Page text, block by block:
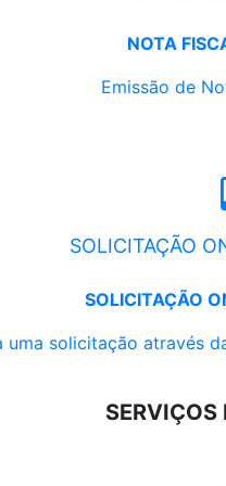
NOTA
Emissão de
SOLICITAÇÃO
SOLICITAÇÃO
uma solicitação através
SERVIÇOS